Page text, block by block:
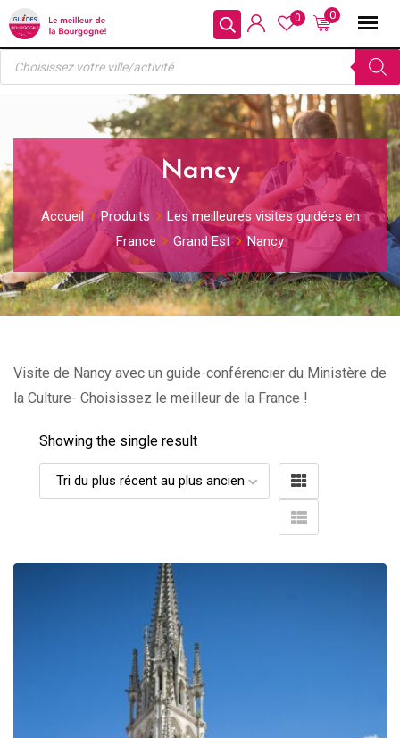
Skip
to
content
0
0
Recherche
produits
Nancy
Accueil Produits
Les meilleures visites guidées en
France
Grand Est Nancy
Visite de Nancy avec un guide-conférencier du Ministère de
la Culture- Choisissez le meilleur de la France !
Showing the single result